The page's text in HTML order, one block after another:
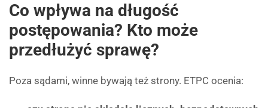
Co wpływa na długość
postępowania? Kto może
przedłużyć sprawę?
Poza sądami, winne bywają też strony. ETPC ocenia: